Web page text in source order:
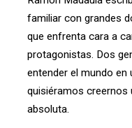
familiar con grandes
que enfrenta cara a
protagonistas. Dos
entender el mundo
quisiéramos creernos
absoluta.